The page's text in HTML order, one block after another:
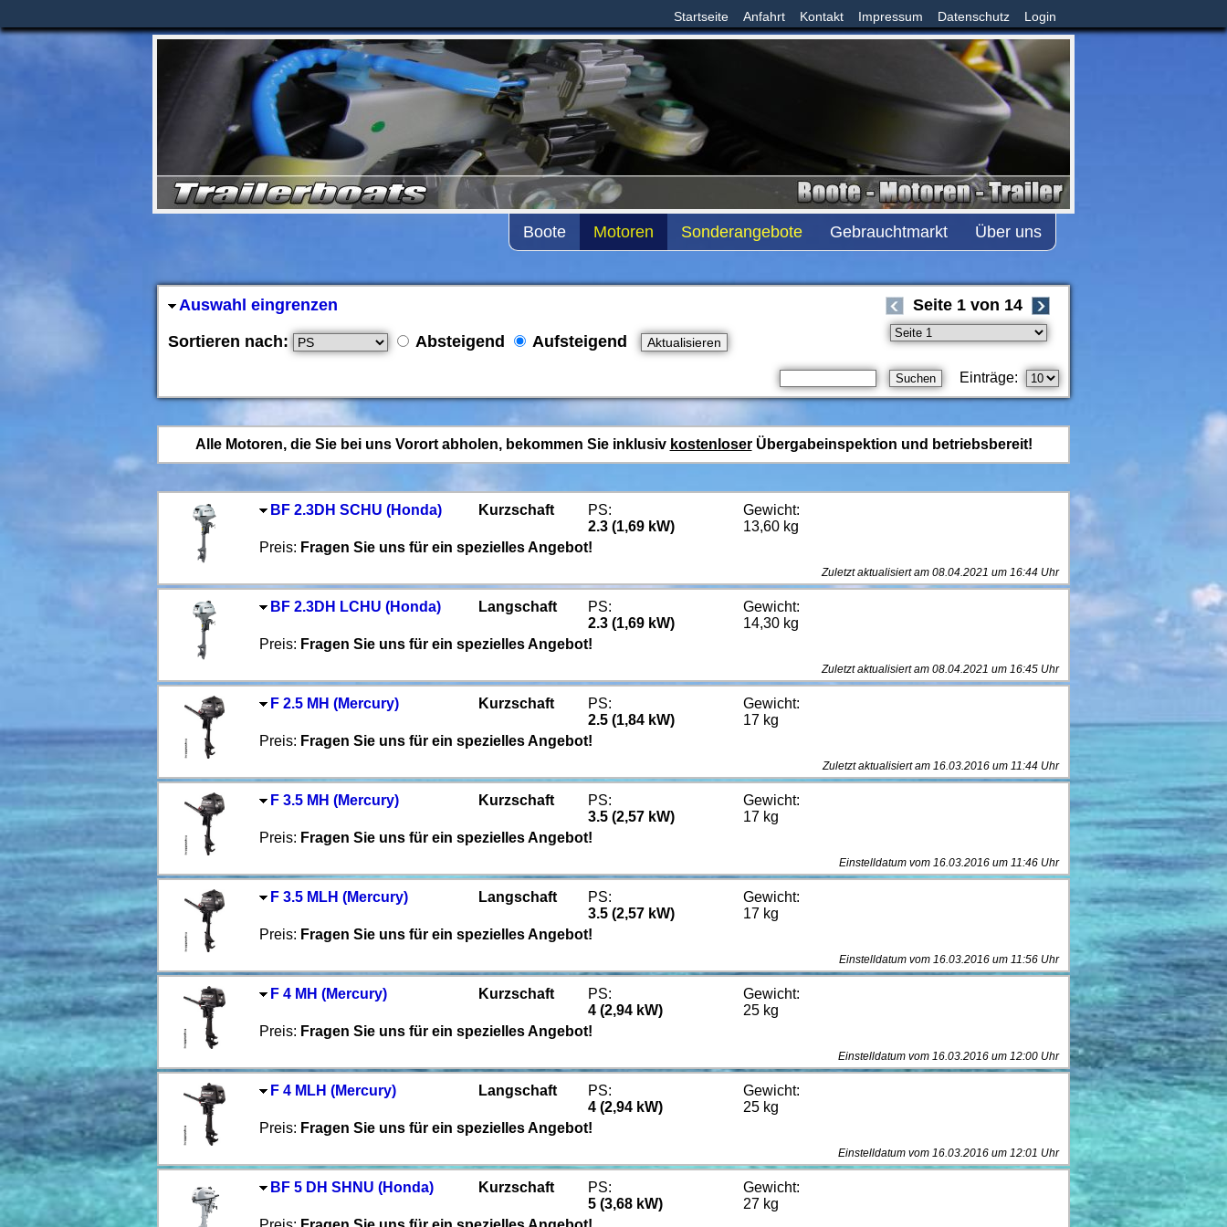
Startseite Anfahrt Kontakt Impressum Datenschutz Login
Boote Motoren Sonderangebote Gebrauchtmarkt Über uns
Auswahl eingrenzen
Sortieren nach:
Absteigend Aufsteigend
Seite 1 von 14
Einträge:
Alle Motoren, die Sie bei uns Vorort abholen, bekommen Sie inklusiv kostenloserÜbergabeinspektion und betriebsbereit!
BF 2.3DH SCHU (Honda) Kurzschaft
PS:
2.3 (1,69 kW)
Gewicht:
13,60 kg
Preis: Fragen Sie uns für ein spezielles Angebot!
Zuletzt aktualisiert am 08.04.2021 um 16:44 Uhr
BF 2.3DH LCHU (Honda) Langschaft
PS:
2.3 (1,69 kW)
Gewicht:
14,30 kg
Preis: Fragen Sie uns für ein spezielles Angebot!
Zuletzt aktualisiert am 08.04.2021 um 16:45 Uhr
F 2.5 MH (Mercury) Kurzschaft
PS:
2.5 (1,84 kW)
Gewicht:
17 kg
Preis: Fragen Sie uns für ein spezielles Angebot!
Zuletzt aktualisiert am 16.03.2016 um 11:44 Uhr
F 3.5 MH (Mercury) Kurzschaft
PS:
3.5 (2,57 kW)
Gewicht:
17 kg
Preis: Fragen Sie uns für ein spezielles Angebot!
Einstelldatum vom 16.03.2016 um 11:46 Uhr
F 3.5 MLH (Mercury) Langschaft
PS:
3.5 (2,57 kW)
Gewicht:
17 kg
Preis: Fragen Sie uns für ein spezielles Angebot!
Einstelldatum vom 16.03.2016 um 11:56 Uhr
F 4 MH (Mercury) Kurzschaft
PS:
4 (2,94 kW)
Gewicht:
25 kg
Preis: Fragen Sie uns für ein spezielles Angebot!
Einstelldatum vom 16.03.2016 um 12:00 Uhr
F 4 MLH (Mercury) Langschaft
PS:
4 (2,94 kW)
Gewicht:
25 kg
Preis: Fragen Sie uns für ein spezielles Angebot!
Einstelldatum vom 16.03.2016 um 12:01 Uhr
BF 5 DH SHNU (Honda) Kurzschaft
PS:
5 (3,68 kW)
Gewicht:
27 kg